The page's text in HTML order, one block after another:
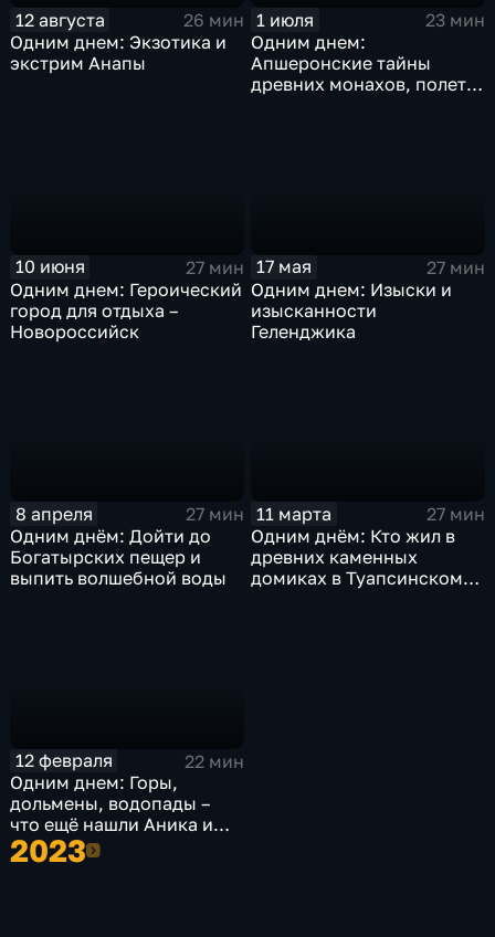
12 августа
26 мин
Одним днем: Экзотика и
экстрим Анапы
1 июля
23 мин
Одним днем:
Апшеронские тайны
древних монахов, полеты
10 июня
27 мин
Одним днем: Героический
город для отдыха –
Новороссийск
17 мая
27 мин
Одним днем: Изыски и
изысканности
Геленджика
8 апреля
27 мин
Одним днём: Дойти до
Богатырских пещер и
выпить волшебной воды
11 марта
27 мин
Одним днём: Кто жил в
древних каменных
домиках в Туапсинском
12 февраля
22 мин
Одним днем: Горы,
дольмены, водопады –
что ещё нашли Аника и
Этери в Мостовском
районе
20232023